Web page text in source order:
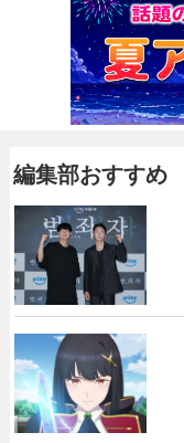
編集部おすすめ